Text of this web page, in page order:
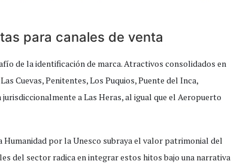
para canales de venta
de la identificación de marca. Atractivos consolidados en
Cuevas, Penitentes, Los Puquios, Puente del Inca,
a Las Heras, al igual que el Aeropuerto
por la Unesco subraya el valor patrimonial del
del sector radica en integrar estos hitos bajo una narrativa